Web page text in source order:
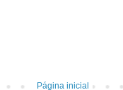
Página inicial